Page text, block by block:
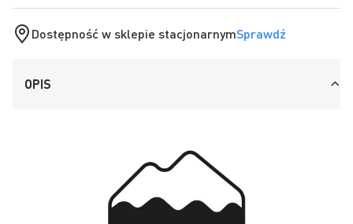
Dostępność w sklepie stacjonarnymSprawdź
OPIS